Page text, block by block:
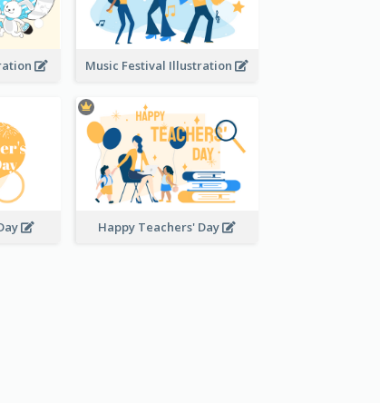
Music Festival Illustration
Happy Teachers' Day